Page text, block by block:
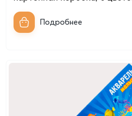
Подробнее